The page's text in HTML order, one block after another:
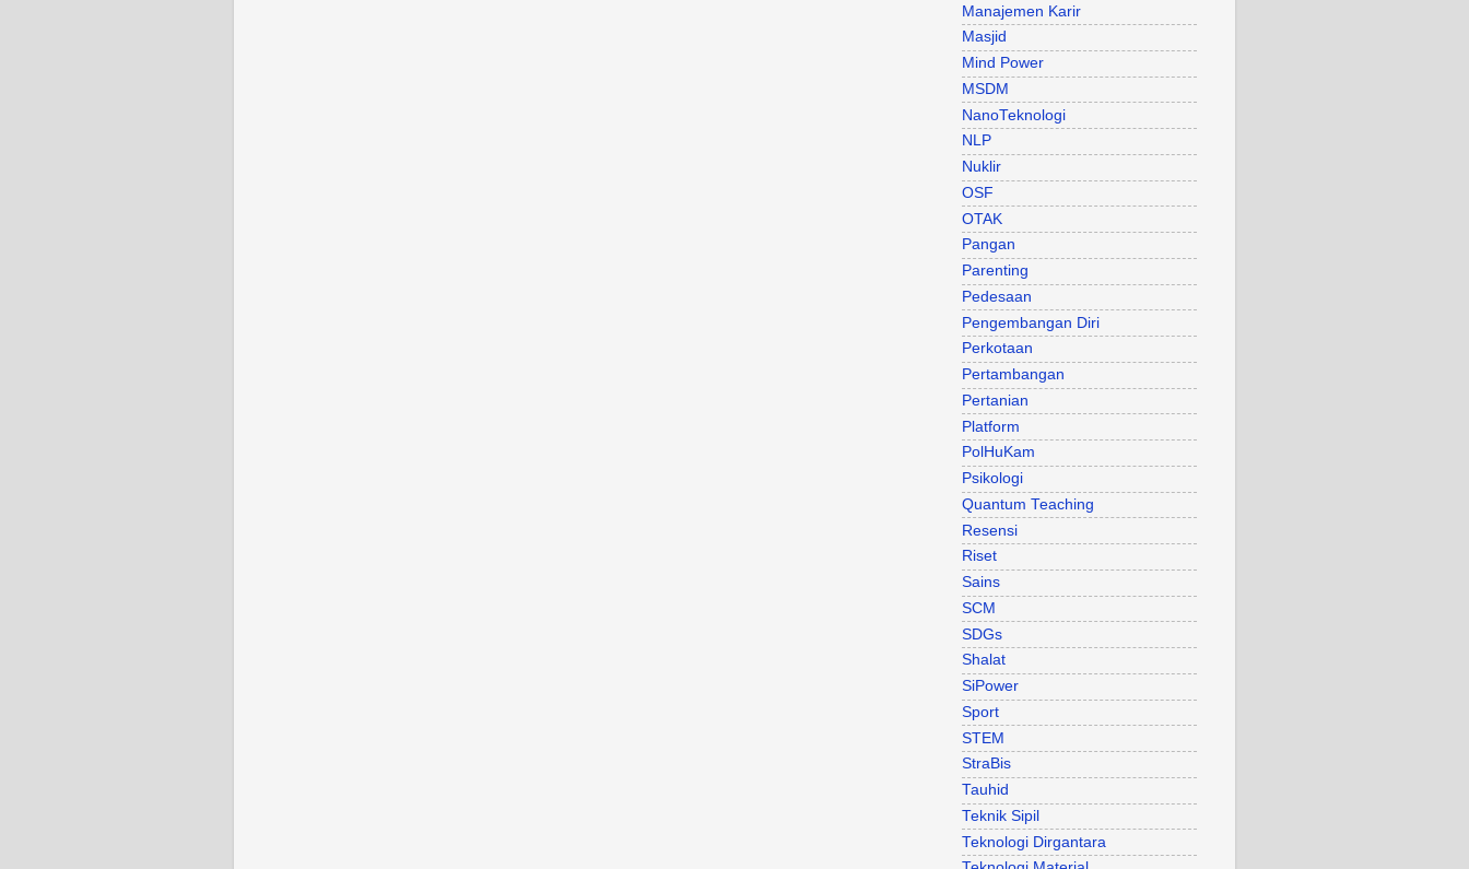
Manajemen Karir
Masjid
Mind Power
MSDM
NanoTeknologi
NLP
Nuklir
OSF
OTAK
Pangan
Parenting
Pedesaan
Pengembangan Diri
Perkotaan
Pertambangan
Pertanian
Platform
PolHuKam
Psikologi
Quantum Teaching
Resensi
Riset
Sains
SCM
SDGs
Shalat
SiPower
Sport
STEM
StraBis
Tauhid
Teknik Sipil
Teknologi Dirgantara